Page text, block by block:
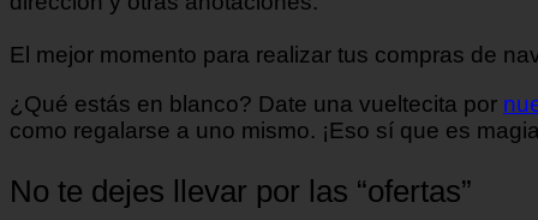
El mejor momento para realizar tus compras de
¿Qué estás en blanco? Date una vueltecita por
como regalarse a uno mismo. ¡Eso sí que es
No te dejes llevar por las “ofertas”